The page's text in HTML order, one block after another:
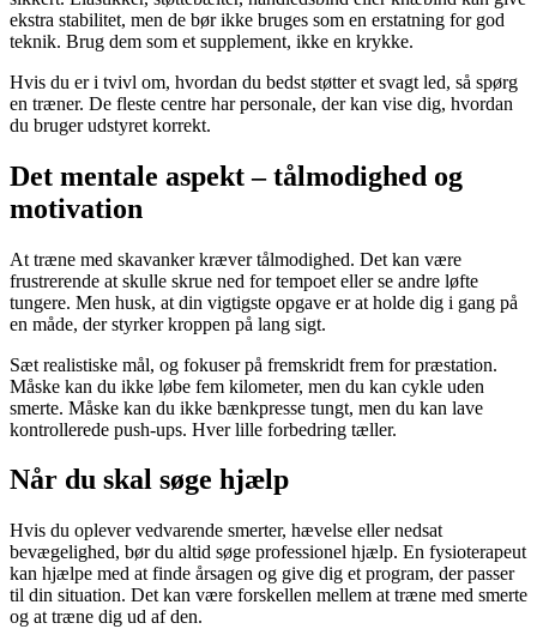
ekstra stabilitet, men de bør ikke bruges som en erstatning for god
teknik. Brug dem som et supplement, ikke en krykke.
Hvis du er i tvivl om, hvordan du bedst støtter et svagt led, så spørg
en træner. De fleste centre har personale, der kan vise dig, hvordan
du bruger udstyret korrekt.
Det mentale aspekt – tålmodighed og
motivation
At træne med skavanker kræver tålmodighed. Det kan være
frustrerende at skulle skrue ned for tempoet eller se andre løfte
tungere. Men husk, at din vigtigste opgave er at holde dig i gang på
en måde, der styrker kroppen på lang sigt.
Sæt realistiske mål, og fokuser på fremskridt frem for præstation.
Måske kan du ikke løbe fem kilometer, men du kan cykle uden
smerte. Måske kan du ikke bænkpresse tungt, men du kan lave
kontrollerede push-ups. Hver lille forbedring tæller.
Når du skal søge hjælp
Hvis du oplever vedvarende smerter, hævelse eller nedsat
bevægelighed, bør du altid søge professionel hjælp. En fysioterapeut
kan hjælpe med at finde årsagen og give dig et program, der passer
til din situation. Det kan være forskellen mellem at træne med smerte
og at træne dig ud af den.